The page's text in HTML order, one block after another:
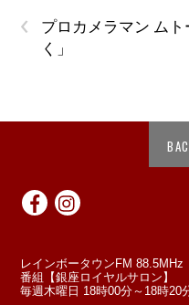
‹
プロカメラマン ム
く」
レインボータウンFM 88.5MHz
番組【銀座ロイヤルサロン】
毎週木曜日 18時00分～18時20